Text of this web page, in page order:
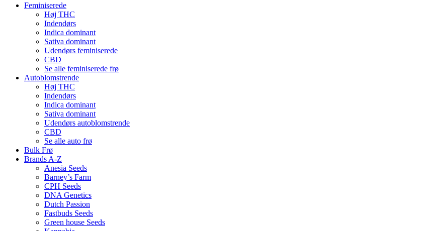
Feminiserede
Høj THC
Indendørs
Indica dominant
Sativa dominant
Udendørs feminiserede
CBD
Se alle feminiserede frø
Autoblomstrende
Høj THC
Indendørs
Indica dominant
Sativa dominant
Udendørs autoblomstrende
CBD
Se alle auto frø
Bulk Frø
Brands A-Z
Anesia Seeds
Barney’s Farm
CPH Seeds
DNA Genetics
Dutch Passion
Fastbuds Seeds
Green house Seeds